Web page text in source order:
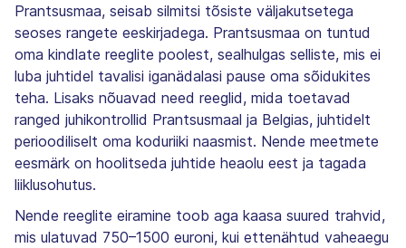
Prantsusmaa, seisab silmitsi tõsiste väljakutsetega
seoses rangete eeskirjadega. Prantsusmaa on tuntud
oma kindlate reeglite poolest, sealhulgas selliste, mis ei
luba juhtidel tavalisi iganädalasi pause oma sõidukites
teha. Lisaks nõuavad need reeglid, mida toetavad
ranged juhikontrollid Prantsusmaal ja Belgias, juhtidelt
perioodiliselt oma koduriiki naasmist. Nende meetmete
eesmärk on hoolitseda juhtide heaolu eest ja tagada
liiklusohutus.
Nende reeglite eiramine toob aga kaasa suured trahvid,
mis ulatuvad 750–1500 euroni, kui ettenähtud vaheaegu